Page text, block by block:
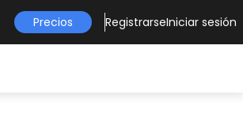
Precios RegistrarseIniciar sesión